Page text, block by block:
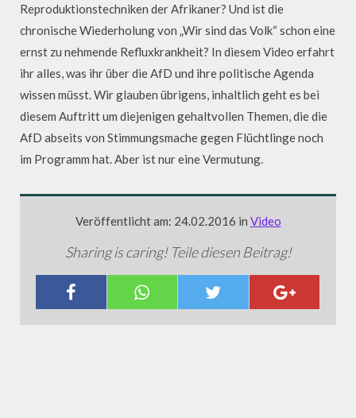
Reproduktionstechniken der Afrikaner? Und ist die
chronische Wiederholung von „Wir sind das Volk“ schon eine
ernst zu nehmende Refluxkrankheit? In diesem Video erfahrt
ihr alles, was ihr über die AfD und ihre politische Agenda
wissen müsst. Wir glauben übrigens, inhaltlich geht es bei
diesem Auftritt um diejenigen gehaltvollen Themen, die die
AfD abseits von Stimmungsmache gegen Flüchtlinge noch
im Programm hat. Aber ist nur eine Vermutung.
Veröffentlicht am: 24.02.2016 in Video
Sharing is caring! Teile diesen Beitrag!